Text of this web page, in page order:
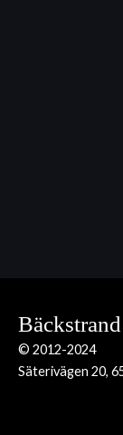
© 2012-2024
Säterivägen 20,